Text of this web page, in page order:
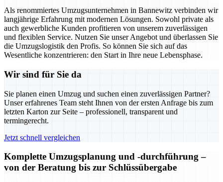
Als renommiertes Umzugsunternehmen in Bannewitz verbinden wir
langjährige Erfahrung mit modernen Lösungen. Sowohl private als
auch gewerbliche Kunden profitieren von unserem zuverlässigen
und flexiblen Service. Nutzen Sie unser Angebot und überlassen Sie
die Umzugslogistik den Profis. So können Sie sich auf das
Wesentliche konzentrieren: den Start in Ihre neue Lebensphase.
Wir sind für Sie da
Sie planen einen Umzug und suchen einen zuverlässigen Partner?
Unser erfahrenes Team steht Ihnen von der ersten Anfrage bis zum
letzten Karton zur Seite – professionell, transparent und
termingerecht.
Jetzt schnell vergleichen
Komplette Umzugsplanung und -durchführung –
von der Beratung bis zur Schlüssübergabe